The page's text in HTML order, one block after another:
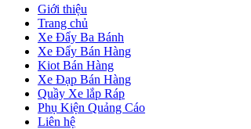
Giới thiệu
Trang chủ
Xe Đẩy Ba Bánh
Xe Đẩy Bán Hàng
Kiot Bán Hàng
Xe Đạp Bán Hàng
Quầy Xe lắp Ráp
Phụ Kiện Quảng Cáo
Liên hệ